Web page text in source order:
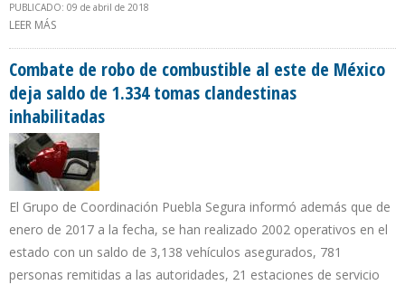
PUBLICADO: 09 de abril de 2018
LEER MÁS
Combate de robo de combustible al este de México
deja saldo de 1.334 tomas clandestinas
inhabilitadas
El Grupo de Coordinación Puebla Segura informó además que de
enero de 2017 a la fecha, se han realizado 2002 operativos en el
estado con un saldo de 3,138 vehículos asegurados, 781
personas remitidas a las autoridades, 21 estaciones de servicio